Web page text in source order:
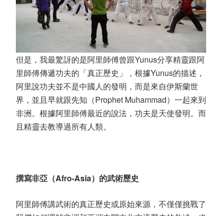
但是，我最驚訝的是阿里師傅曾跟Yunus分享精靈跟阿
里師傅傳遞功夫的「真正歷史」，根據Yunus的描述，
阿里說功夫並不是中國人的發明，而是來自伊斯蘭世
界，並且早就跟先知（Prophet Muhammad）一起來到
非洲。根據阿里師傅最近的說法，功夫是天使發明。而
且精靈去教導過所有人類。
撰寫非亞（Afro-Asia）的武術歷史
阿里師傅講武術的真正歷史或原始來源，不僅僅挑戰了